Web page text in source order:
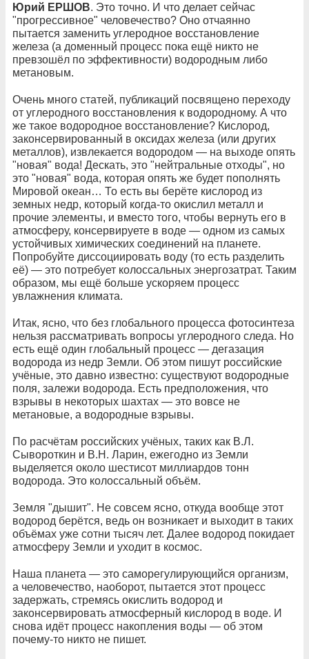
Юрий ЕРШОВ. Это точно. И что делает сейчас
"прогрессивное" человечество? Оно отчаянно
пытается заменить углеродное восстановление
железа (а доменный процесс пока ещё никто не
превзошёл по эффективности) водородным либо
метановым.
Очень много статей, публикаций посвящено переходу
от углеродного восстановления к водородному. А что
же такое водородное восстановление? Кислород,
законсервированный в оксидах железа (или других
металлов), извлекается водородом — на выходе опять
"новая" вода! Дескать, это "нейтральные отходы", но
это "новая" вода, которая опять же будет пополнять
Мировой океан… То есть вы берёте кислород из
земных недр, который когда-то окислил металл и
прочие элементы, и вместо того, чтобы вернуть его в
атмосферу, консервируете в воде — одном из самых
устойчивых химических соединений на планете.
Попробуйте диссоциировать воду (то есть разделить
её) — это потребует колоссальных энергозатрат. Таким
образом, мы ещё больше ускоряем процесс
увлажнения климата.
Итак, ясно, что без глобального процесса фотосинтеза
нельзя рассматривать вопросы углеродного следа. Но
есть ещё один глобальный процесс — дегазация
водорода из недр Земли. Об этом пишут российские
учёные, это давно известно: существуют водородные
поля, залежи водорода. Есть предположения, что
взрывы в некоторых шахтах — это вовсе не
метановые, а водородные взрывы.
По расчётам российских учёных, таких как В.Л.
Сывороткин и В.Н. Ларин, ежегодно из Земли
выделяется около шестисот миллиардов тонн
водорода. Это колоссальный объём.
Земля "дышит". Не совсем ясно, откуда вообще этот
водород берётся, ведь он возникает и выходит в таких
объёмах уже сотни тысяч лет. Далее водород покидает
атмосферу Земли и уходит в космос.
Наша планета — это саморегулирующийся организм,
а человечество, наоборот, пытается этот процесс
задержать, стремясь окислить водород и
законсервировать атмосферный кислород в воде. И
снова идёт процесс накопления воды — об этом
почему-то никто не пишет.